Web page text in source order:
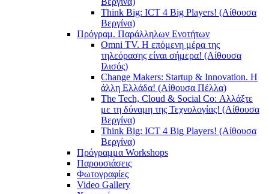
Think Big: ICT 4 Big Players! (Αίθουσα
Βεργίνα)
Πρόγραμ. Παράλληλων Ενοτήτων
Omni TV. Η επόμενη μέρα της
τηλεόρασης είναι σήμερα! (Αίθουσα
Ιλισός)
Change Makers: Startup & Innovation. Η
άλλη Ελλάδα! (Αίθουσα Πέλλα)
The Tech, Cloud & Social Co: Αλλάξτε
με τη δύναμη της Τεχνολογίας! (Αίθουσα
Βεργίνα)
Think Big: ICT 4 Big Players! (Αίθουσα
Βεργίνα)
Πρόγραμμα Workshops
Παρουσιάσεις
Φωτογραφίες
Video Gallery